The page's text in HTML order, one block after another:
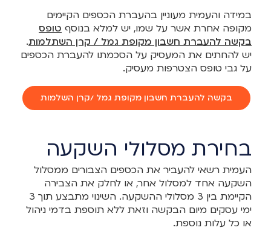
במידה והעמית מעוניין בהעברת הכספים הקיימים
מקופה אחרת אשר על שמו, יש למלא בנוסף טופס
בקשה להעברת חשבון מקופת גמל / קרן השתלמות.
יש להחתים את המעסיק על הסכמתו להעברת הכספים
על גבי טופס הצטרפות מעסיק.
בקשה להעברת חשבון מקופת גמל /קרן השלמות
בחירת מסלולי השקעה
העמית רשאי להעביר את הכספים הצבורים ממסלול
השקעה אחד למסלול אחר, או לחלק את הצבירה
הקיימת בין 3 מסלולי ההשקעה. השינוי מתבצע תוך 3
ימי עסקים מיום הבקשה וזאת ללא תוספת בדמי ניהול
או כל עלות נוספת.